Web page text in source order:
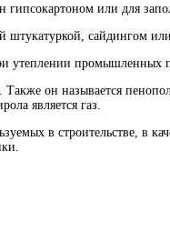
или для
сайдингом
промышленных
он называется
является газ.
в строительстве, в